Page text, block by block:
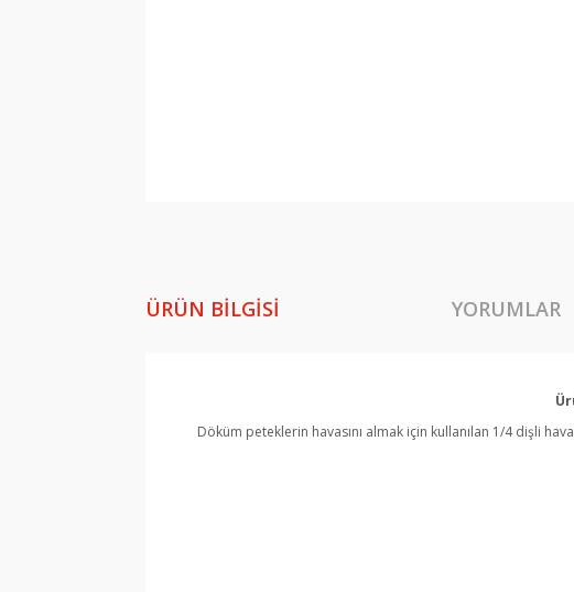
ÜRÜN BILGISI YORUMLAR
Döküm peteklerin havasını almak için kullanılan 1/4 dişli